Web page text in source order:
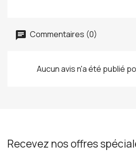
Commentaires (0)
Aucun avis n'a été publié
Recevez nos offres